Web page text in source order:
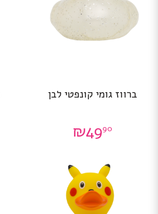
ברווז גומי קונפטי לבן
₪4990